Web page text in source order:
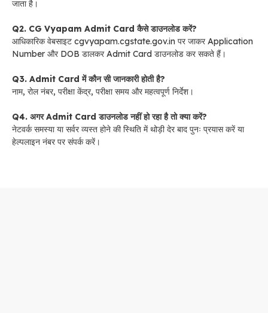
जाता है।
Q2. CG Vyapam Admit Card कैसे डाउनलोड करें?
आधिकारिक वेबसाइट cgvyapam.cgstate.gov.in पर जाकर Application
Number और DOB डालकर Admit Card डाउनलोड कर सकते हैं।
Q3. Admit Card में कौन सी जानकारी होती है?
नाम, रोल नंबर, परीक्षा केंद्र, परीक्षा समय और महत्वपूर्ण निर्देश।
Q4. अगर Admit Card डाउनलोड नहीं हो रहा है तो क्या करें?
नेटवर्क समस्या या सर्वर व्यस्त होने की स्थिति में थोड़ी देर बाद पुनः प्रयास करें या
हेल्पलाइन नंबर पर संपर्क करें।